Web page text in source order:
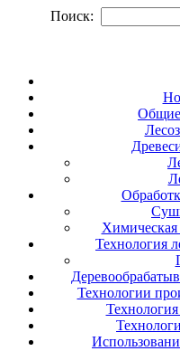
Поиск:
Общие
Химическая
Технология
Технологии